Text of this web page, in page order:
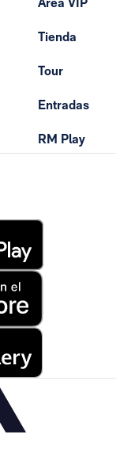
Tienda
Tour
Entradas
RM Play